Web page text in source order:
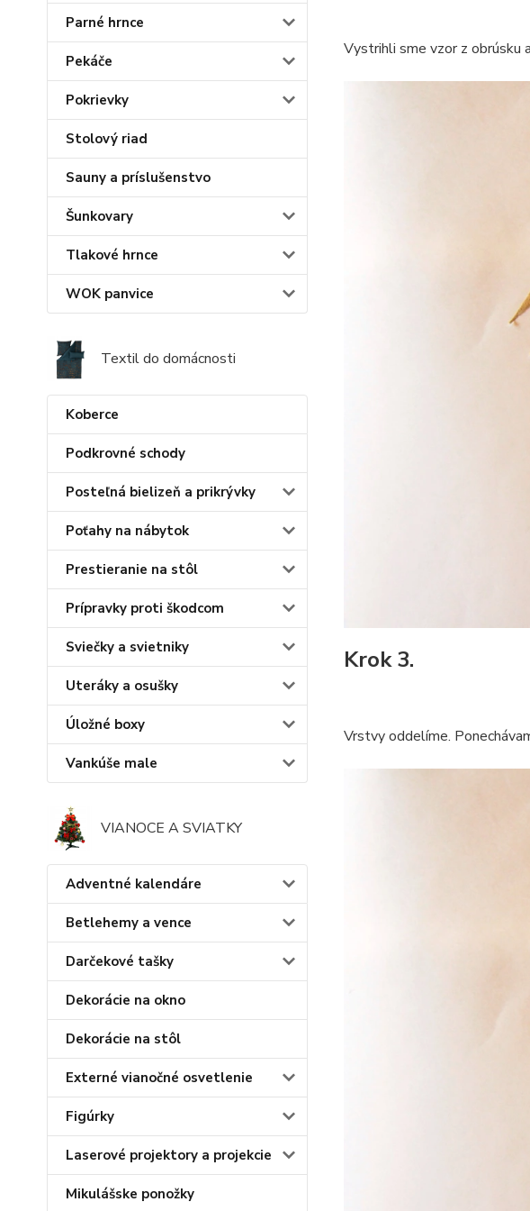
Parné hrnce
Pekáče
Pokrievky
Stolový riad
Sauny a príslušenstvo
Šunkovary
Tlakové hrnce
WOK panvice
Textil do domácnosti
Koberce
Podkrovné schody
Posteľná bielizeň a prikrývky
Poťahy na nábytok
Prestieranie na stôl
Prípravky proti škodcom
Sviečky a svietniky
Uteráky a osušky
Úložné boxy
Vankúše male
VIANOCE A SVIATKY
Adventné kalendáre
Betlehemy a vence
Darčekové tašky
Dekorácie na okno
Dekorácie na stôl
Externé vianočné osvetlenie
Figúrky
Laserové projektory a projekcie
Mikulášske ponožky
Vystrihli sme vzor z obrúsku
Krok 3.
Vrstvy oddelíme.